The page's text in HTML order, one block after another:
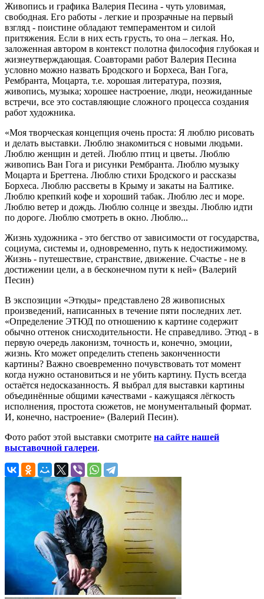
Живопись и графика Валерия Песина - чуть уловимая,
свободная. Его работы - легкие и прозрачные на первый
взгляд - поистине обладают темпераментом и силой
притяжения. Если в них есть грусть, то она – легкая. Но,
заложенная автором в контекст полотна философия глубокая и
жизнеутверждающая. Соавторами работ Валерия Песина
условно можно назвать Бродского и Борхеса, Ван Гога,
Рембранта, Моцарта, т.е. хорошая литература, поэзия,
живопись, музыка; хорошее настроение, люди, неожиданные
встречи, все это составляющие сложного процесса создания
работ художника.
«Моя творческая концепция очень проста: Я люблю рисовать
и делать выставки. Люблю знакомиться с новыми людьми.
Люблю женщин и детей. Люблю птиц и цветы. Люблю
живопись Ван Гога и рисунки Рембранта. Люблю музыку
Моцарта и Бреттена. Люблю стихи Бродского и рассказы
Борхеса. Люблю рассветы в Крыму и закаты на Балтике.
Люблю крепкий кофе и хороший табак. Люблю лес и море.
Люблю ветер и дождь. Люблю солнце и звезды. Люблю идти
по дороге. Люблю смотреть в окно. Люблю...
Жизнь художника - это бегство от зависимости от государства,
социума, системы и, одновременно, путь к недостижимому.
Жизнь - путешествие, странствие, движение. Счастье - не в
достижении цели, а в бесконечном пути к ней» (Валерий
Песин)
В экспозиции «Этюды» представлено 28 живописных
произведений, написанных в течение пяти последних лет.
«Определение ЭТЮД по отношению к картине содержит
обычно оттенок снисходительности. Не справедливо. Этюд - в
первую очередь лаконизм, точность и, конечно, эмоции,
жизнь. Кто может определить степень законченности
картины? Важно своевременно почувствовать тот момент
когда нужно остановиться и не убить картину. Пусть всегда
остаётся недосказанность. Я выбрал для выставки картины
объединённые общими качествами - кажущаяся лёгкость
исполнения, простота сюжетов, не монументальный формат.
И, конечно, настроение» (Валерий Песин).
Фото работ этой выставки смотрите на сайте нашей
выставочной галереи.